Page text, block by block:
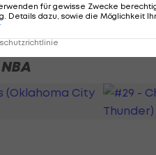
für gewisse Zwecke
Details dazu, sowie die Möglichkeit